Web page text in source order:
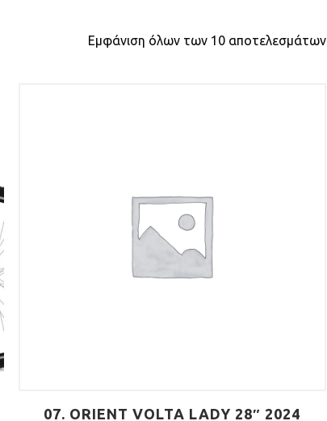
Εμφάνιση όλων των 10 αποτελεσμάτων
07. ORIENT VOLTA LADY 28″ 2024